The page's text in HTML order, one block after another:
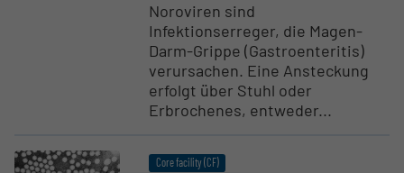
Noroviren sind
Infektionserreger, die Magen-
Darm-Grippe (Gastroenteritis)
verursachen. Eine Ansteckung
erfolgt über Stuhl oder
Erbrochenes, entweder...
Core facility (CF)